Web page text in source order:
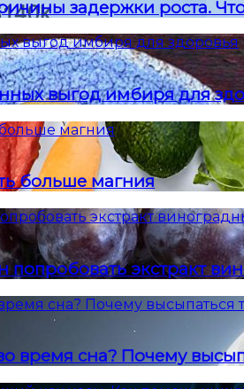
задержки роста.
выгод имбиря для здоровья
выгод имбиря для
магния
больше магния
экстракт
попробовать экстракт
сна? Почему высыпаться
время сна? Почему